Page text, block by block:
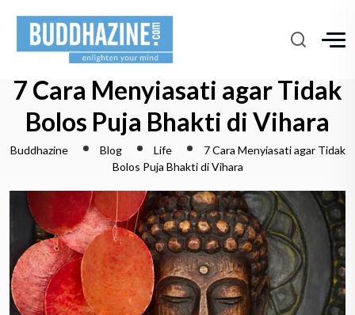
7 Cara Menyiasati agar Tidak
Bolos Puja Bhakti di Vihara
Buddhazine Blog Life
7 Cara Menyiasati agar Tidak
Bolos Puja Bhakti di Vihara